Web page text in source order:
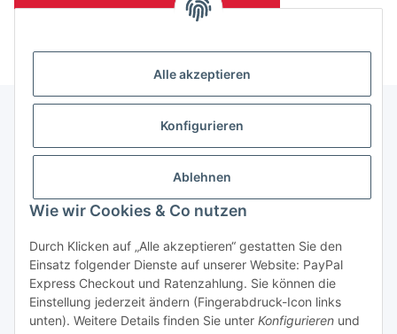
Alle akzeptieren
Konfigurieren
Ablehnen
Wie wir Cookies & Co nutzen
Durch Klicken auf „Alle akzeptieren“ gestatten Sie den
Einsatz folgender Dienste auf unserer Website: PayPal
Express Checkout und Ratenzahlung. Sie können die
Einstellung jederzeit ändern (Fingerabdruck-Icon links
unten). Weitere Details finden Sie unter Konfigurieren und
(Mindesttabnahmemenge 10 Stück je Länge und Farbe)
Informationen
Gesetzliche Informationen
Vertrag widerrufen